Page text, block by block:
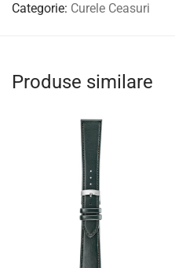
Categorie: Curele Ceasuri
Produse similare